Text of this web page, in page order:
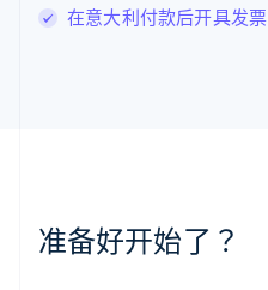
在意大利付款后开具发票
准备好开始了？
马尔他
English
葡萄牙